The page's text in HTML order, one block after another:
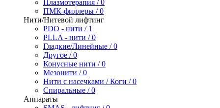
Плазмотерапия / 0
ПМК-филлеры / 0
Нити/Нитевой лифтинг
PDO - нити / 1
PLLA - нити / 0
Гладкие/Линейные / 0
Другое / 0
Конусные нити / 0
Мезонити / 0
Нити с насечками / Коги / 0
Спиральные / 0
Аппараты